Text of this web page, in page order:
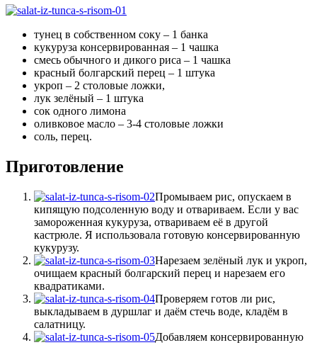
тунец в собственном соку – 1 банка
кукуруза консервированная – 1 чашка
смесь обычного и дикого риса – 1 чашка
красный болгарский перец – 1 штука
укроп – 2 столовые ложки,
лук зелёный – 1 штука
сок одного лимона
оливковое масло – 3-4 столовые ложки
соль, перец.
Приготовление
Промываем рис, опускаем в
кипящую подсоленную воду и отвариваем. Если у вас
замороженная кукуруза, отвариваем её в другой
кастрюле. Я использовала готовую консервированную
кукурузу.
Нарезаем зелёный лук и укроп,
очищаем красный болгарский перец и нарезаем его
квадратиками.
Проверяем готов ли рис,
выкладываем в дуршлаг и даём стечь воде, кладём в
салатницу.
Добавляем консервированную